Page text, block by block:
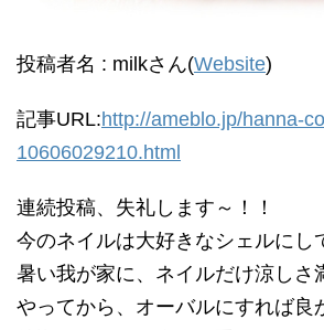
投稿者名 : milkさん(Website)
記事URL:http://ameblo.jp/hanna-
10606029210.html
連続投稿、失礼します～！！
今のネイルは大好きなシェルにし
暑い我が家に、ネイルだけ涼しさ
やってから、オーバルにすれば良